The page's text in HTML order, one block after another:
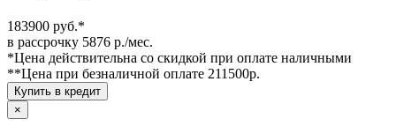
183900 руб.*
в рассрочку 5876 р./мес.
*Цена действительна со скидкой при оплате наличными
**Цена при безналичной оплате 211500р.
Купить в кредит
×